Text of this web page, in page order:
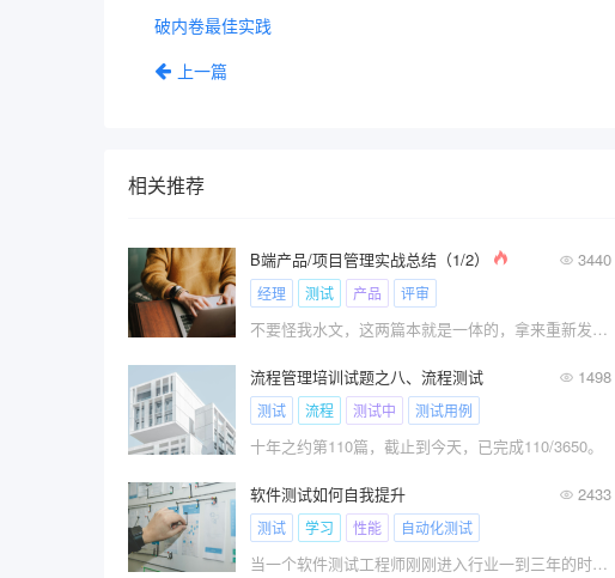
破内卷最佳实践
上一篇
相关推荐
B端产品/项目管理实战总结（1/2） 3440
经理 测试 产品 评审
不要怪我水文，这两篇本就是一体的，拿来重新发一遍。内容概述：\x0d\x0a1、企业产品项目类型\x0d\x0a2、企业产品项目生命周期划分
流程管理培训试题之八、流程测试 1498
测试 流程 测试中 测试用例
十年之约第110篇，截止到今天，已完成110/3650。
软件测试如何自我提升 2433
测试 学习 性能 自动化测试
当一个软件测试工程师刚刚进入行业一到三年的时间?